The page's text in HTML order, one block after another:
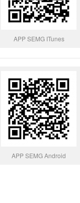
APP SEMG ITunes
APP SEMG Android